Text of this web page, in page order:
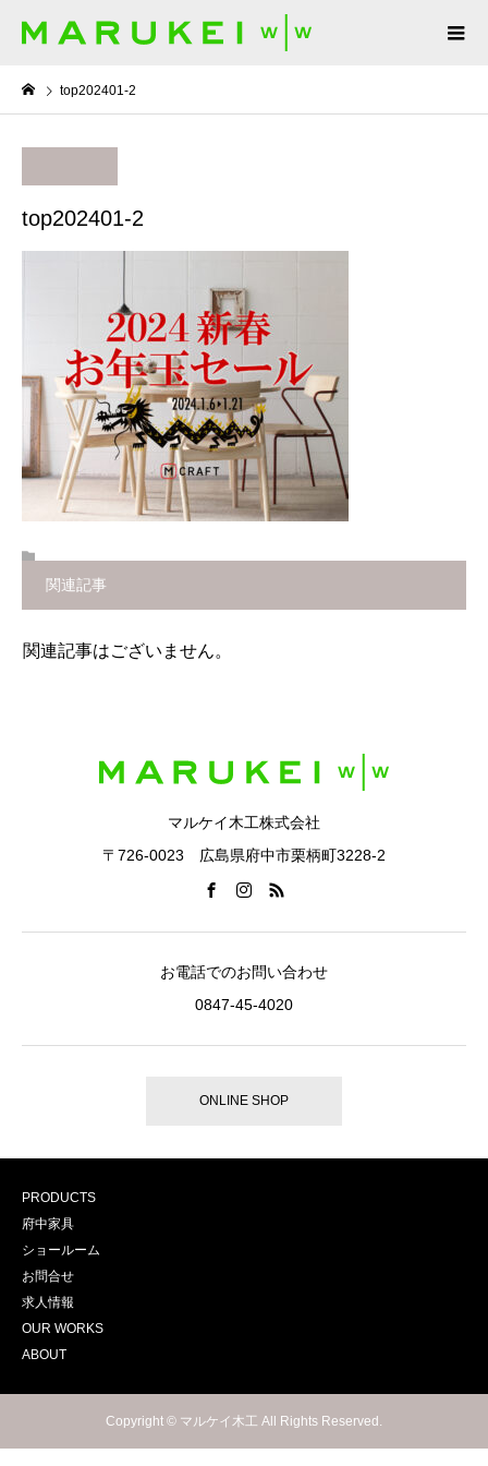
top202401-2
top202401-2
関連記事
関連記事はございません。
マルケイ木工株式会社
〒726-0023 広島県府中市栗柄町3228-2
お電話でのお問い合わせ
0847-45-4020
ONLINE SHOP
PRODUCTS
府中家具
ショールーム
お問合せ
求人情報
OUR WORKS
ABOUT
Copyright © マルケイ木工 All Rights Reserved.